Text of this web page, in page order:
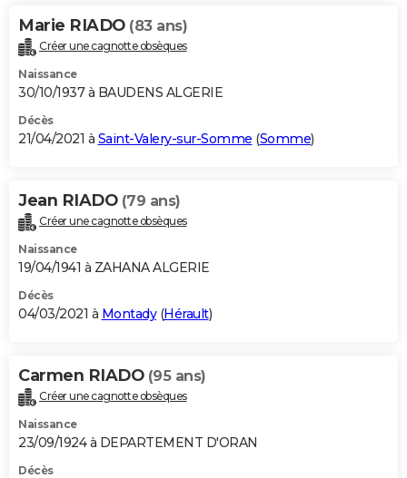
Marie RIADO (83 ans)
Créer une cagnotte obsèques
Naissance
30/10/1937 à BAUDENS ALGERIE
Décès
21/04/2021 à Saint-Valery-sur-Somme (Somme)
Jean RIADO (79 ans)
Créer une cagnotte obsèques
Naissance
19/04/1941 à ZAHANA ALGERIE
Décès
04/03/2021 à Montady(Hérault)
Carmen RIADO (95 ans)
Créer une cagnotte obsèques
Naissance
23/09/1924 à DEPARTEMENT D'ORAN
Décès